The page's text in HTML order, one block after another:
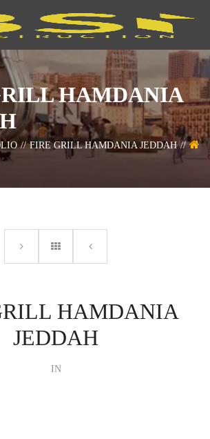
HAMDANIA
FIRE GRILL HAMDANIA JEDDAH
HAMDANIA
JEDDAH
IN